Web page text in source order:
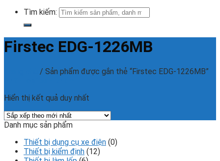
Tìm kiếm:
Firstec EDG-1226MB
/ Sản phẩm được gắn thẻ “Firstec EDG-1226MB”
Hiển thị kết quả duy nhất
Danh mục sản phẩm
Thiết bị dụng cụ xe điện (0)
Thiết bị kiểm định (12)